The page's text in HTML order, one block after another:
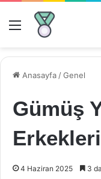
Menü
Anasayfa /Genel
Gümüş
4 Haziran 2025 3